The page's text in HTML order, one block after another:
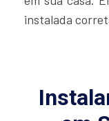
instalada